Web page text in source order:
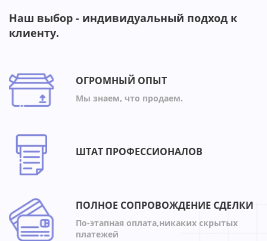
Наш выбор - индивидуальный подход к
клиенту.
ОГРОМНЫЙ ОПЫТ
Мы знаем, что продаем.
ШТАТ ПРОФЕССИОНАЛОВ
ПОЛНОЕ СОПРОВОЖДЕНИЕ СДЕЛКИ
По-этапная оплата,никаких скрытых
платежей